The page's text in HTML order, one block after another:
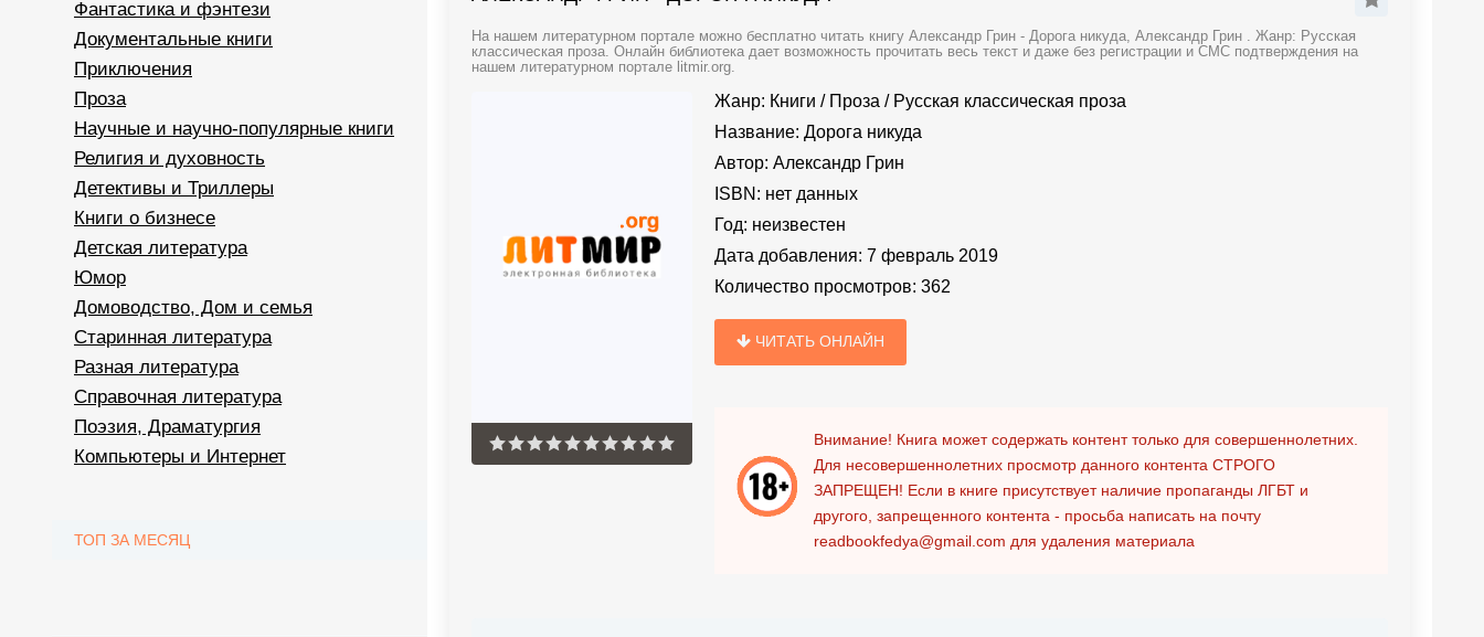
На нашем литературном портале можно бесплатно читать книгу Александр Грин - Дорога никуда, Александр Грин . Жанр: Русская
классическая проза. Онлайн библиотека дает возможность прочитать весь текст и даже без регистрации и СМС подтверждения на
нашем литературном портале litmir.org.
Жанр: Книги / Проза / Русская классическая проза
Название: Дорога никуда
Автор: Александр Грин
ISBN: нет данных
Год: неизвестен
Дата добавления: 7 февраль 2019
Количество просмотров: 362
ЧИТАТЬ ОНЛАЙН
Внимание! Книга может содержать контент только для совершеннолетних.
Для несовершеннолетних просмотр данного контента СТРОГО
ЗАПРЕЩЕН! Если в книге присутствует наличие пропаганды ЛГБТ и
другого, запрещенного контента - просьба написать на почту
readbookfedya@gmail.com для удаления материала
Фантастика и фэнтези
Документальные книги
Приключения
Проза
Научные и научно-популярные книги
Религия и духовность
Детективы и Триллеры
Книги о бизнесе
Детская литература
Юмор
Домоводство, Дом и семья
Старинная литература
Разная литература
Справочная литература
Поэзия, Драматургия
Компьютеры и Интернет
ТОП ЗА МЕСЯЦ